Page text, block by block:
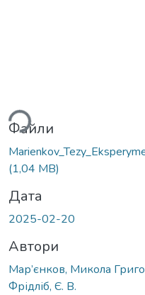
Файли
(1,04 MB)
Дата
2025-02-20
Автори
Мар’єнков, Микола
Фрідліб, Є. В.